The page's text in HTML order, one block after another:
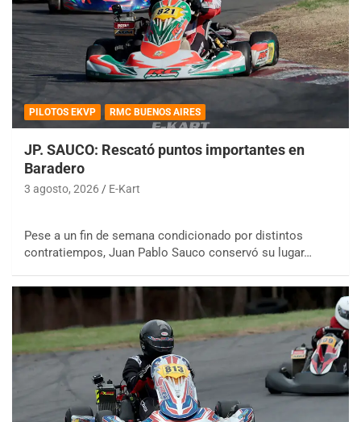
PILOTOS EKVP RMC BUENOS AIRES
JP. SAUCO: Rescató puntos importantes en
Baradero
3 agosto, 2026 E-Kart
Pese a un fin de semana condicionado por distintos
contratiempos, Juan Pablo Sauco conservó su lugar…